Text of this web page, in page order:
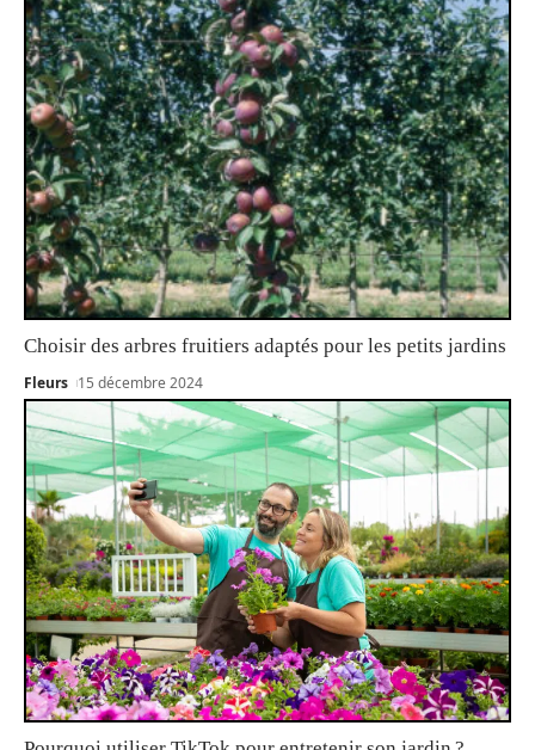
Choisir des arbres fruitiers adaptés pour les petits jardins
Fleurs 15 décembre 2024